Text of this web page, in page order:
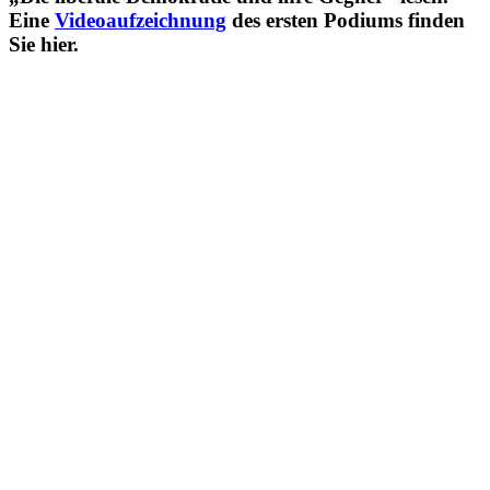
Eine Video­auf­zeich­nung des ersten Podiums finden
Sie hier.